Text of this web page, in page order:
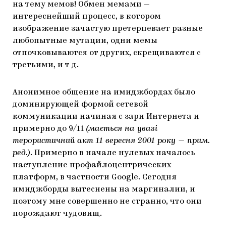
на тему мемов! Обмен мемами —
интереснейший процесс, в котором
изображение зачастую претерпевает разные
любопытные мутации, одни мемы
отпочковываются от других, скрещиваются с
третьими, и т д.
Анонимное общение на имиджбордах было
доминирующей формой сетевой
коммуникации начиная с зари Интернета и
примерно до 9/11 (мається на увазі
терористичний акт 11 вересня 2001 року — прим.
ред.). Примерно в начале нулевых началось
наступление профайлоцентрических
платформ, в частности Google. Сегодня
имиджборды вытеснены на маргиналии, и
поэтому мне совершенно не странно, что они
порождают чудовищ.